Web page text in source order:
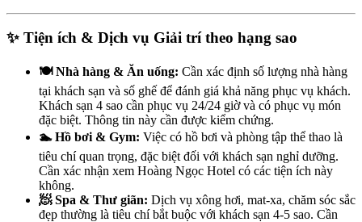
✨ Tiện ích & Dịch vụ Giải trí theo hạng sao
🍽️ Nhà hàng & Ăn uống: Cần xác định số lượng nhà hàng
tại khách sạn và số ghế để đánh giá khả năng phục vụ khách.
Khách sạn 4 sao cần phục vụ 24/24 giờ và có phục vụ món
đặc biệt. Thông tin này cần được kiểm chứng.
🏊 Hồ bơi & Gym: Việc có hồ bơi và phòng tập thể thao là
tiêu chí quan trọng, đặc biệt đối với khách sạn nghỉ dưỡng.
Cần xác nhận xem Hoàng Ngọc Hotel có các tiện ích này
không.
🧖 Spa & Thư giãn: Dịch vụ xông hơi, mat-xa, chăm sóc sắc
đẹp thường là tiêu chí bắt buộc với khách sạn 4-5 sao. Cần